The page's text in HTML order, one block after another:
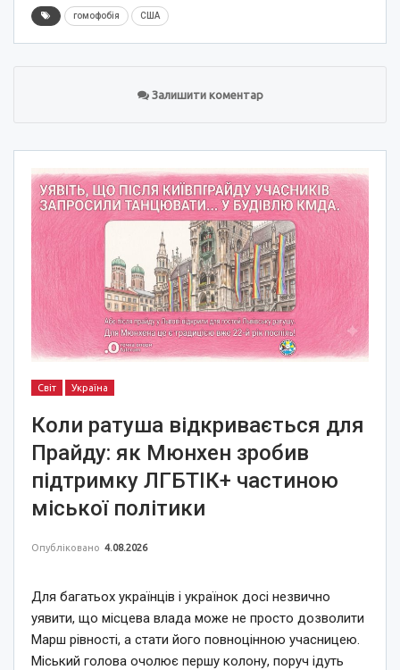
гомофобія США
Залишити коментар
Світ Україна
Коли ратуша відкривається для
Прайду: як Мюнхен зробив
підтримку ЛГБТІК+ частиною
міської політики
Опубліковано 4.08.2026
Для багатьох українців і українок досі незвично
уявити, що місцева влада може не просто дозволити
Марш рівності, а стати його повноцінною учасницею.
Міський голова очолює першу колону, поруч ідуть